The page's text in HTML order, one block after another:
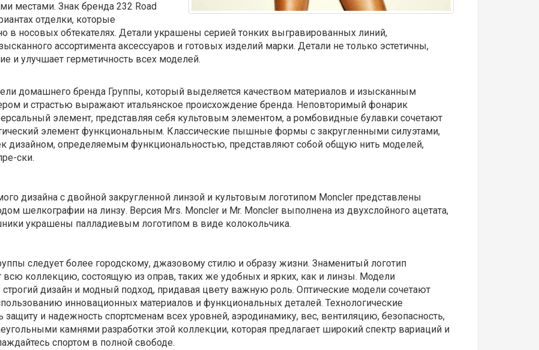
местами. Знак бренда 232 Road
отделки, которые
в носовых обтекателях. Детали украшены серией тонких выгравированных линий,
ассортимента аксессуаров и готовых изделий марки. Детали не только эстетичны,
и улучшает герметичность всех моделей.
домашнего бренда Группы, который выделяется качеством материалов и изысканным
и страстью выражают итальянское происхождение бренда. Неповторимый фонарик
элемент, представляя себя культовым элементом, а ромбовидные булавки сочетают
элемент функциональным. Классические пышные формы с закругленными силуэтами,
дизайном, определяемым функциональностью, представляют собой общую нить моделей,
ски.
дизайна с двойной закругленной линзой и культовым логотипом Moncler представлены
шелкографии на линзу. Версия Mrs. Moncler и Mr. Moncler выполнена из двухслойного ацетата,
украшены палладиевым логотипом в виде колокольчика.
следует более городскому, джазовому стилю и образу жизни. Знаменитый логотип
всю коллекцию, состоящую из оправ, таких же удобных и ярких, как и линзы. Модели
дизайн и модный подход, придавая цвету важную роль. Оптические модели сочетают
инновационных материалов и функциональных деталей. Технологические
и надежность спортсменам всех уровней, аэродинамику, вес, вентиляцию, безопасность,
камнями разработки этой коллекции, которая предлагает широкий спектр вариаций и
спортом в полной свободе.